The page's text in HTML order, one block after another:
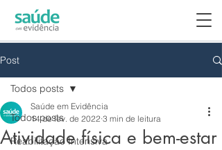
Post
Todos posts
Reabilitação Intensiva
Todos posts
Atividade física e bem-estar
Saúde em Evidência
14 de fev. de 2022 3 min de leitura